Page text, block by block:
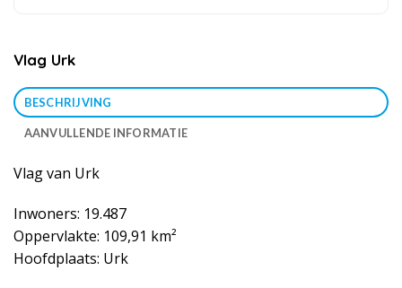
Vlag Urk
BESCHRIJVING
AANVULLENDE INFORMATIE
Vlag van Urk
Inwoners: 19.487
Oppervlakte: 109,91 km²
Hoofdplaats: Urk